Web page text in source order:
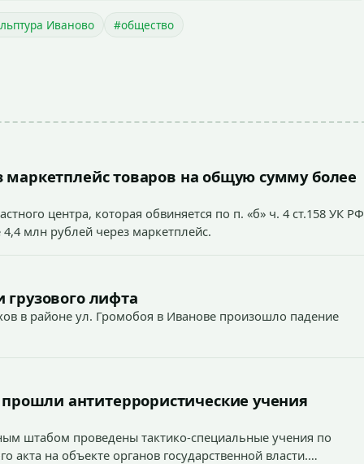
Иваново #общество
товаров на общую сумму более
центра, которая обвиняется по п. «б» ч. 4 ст.158 УК РФ
млн рублей через маркетплейс.
лифта
в районе ул. Громобоя в Иванове произошло падение
антитеррористические учения
штабом проведены тактико-специальные учения по
акта на объекте органов государственной власти.